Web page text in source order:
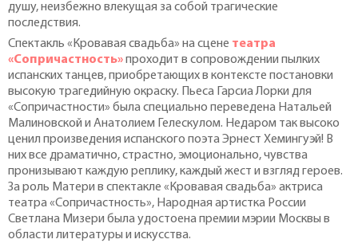
душу, неизбежно влекущая за собой трагические
последствия.
Спектакль «Кровавая свадьба» на сцене театра
«Сопричастность»проходит в сопровождении пылких
испанских танцев, приобретающих в контексте постановки
высокую трагедийную окраску. Пьеса Гарсиа Лорки для
«Сопричастности» была специально переведена Натальей
Малиновской и Анатолием Гелескулом. Недаром так высоко
ценил произведения испанского поэта Эрнест Хемингуэй! В
них все драматично, страстно, эмоционально, чувства
пронизывают каждую реплику, каждый жест и взгляд героев.
За роль Матери в спектакле «Кровавая свадьба» актриса
театра «Сопричастность», Народная артистка России
Светлана Мизери была удостоена премии мэрии Москвы в
области литературы и искусства.